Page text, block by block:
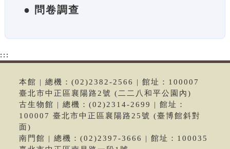
● 問卷調查
:::
本館 | 總機：(02)2382-2566 | 館址：100007
臺北市中正區襄陽路2號 (二二八和平公園內)
古生物館 | 總機：(02)2314-2699 | 館址：
100007 臺北市中正區襄陽路25號 (臺博館斜對
面)
南門館 | 總機：(02)2397-3666 | 館址：100035